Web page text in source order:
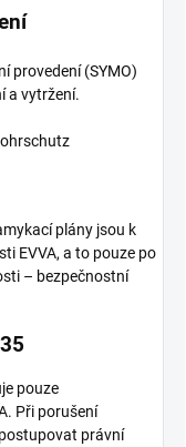
provedení (SYMO)
a vytržení.
plány jsou k
EVVA, a to pouze po
– bezpečnostní
pouze
Při porušení
právní